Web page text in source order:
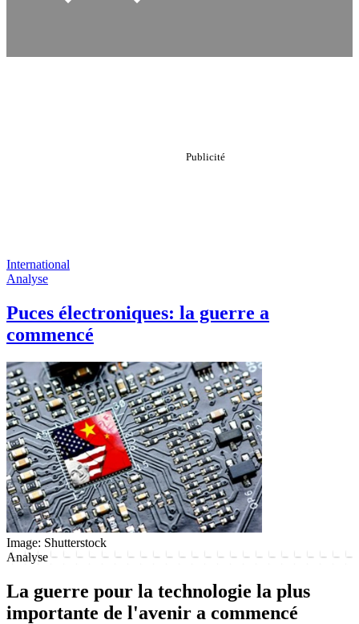
International
Analyse
Puces électroniques: la guerre a
commencé
Image: Shutterstock
Analyse
La guerre pour la technologie la plus
importante de l'avenir a commencé